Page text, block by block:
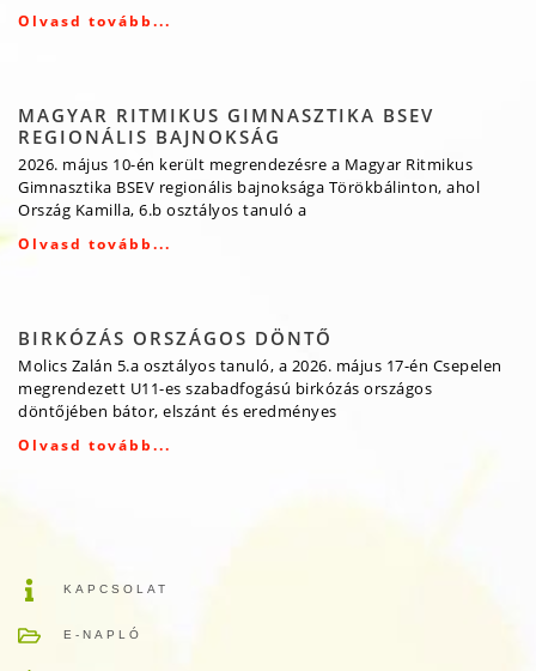
Olvasd tovább...
MAGYAR RITMIKUS GIMNASZTIKA BSEV
REGIONÁLIS BAJNOKSÁG
2026. május 10-én került megrendezésre a Magyar Ritmikus
Gimnasztika BSEV regionális bajnoksága Törökbálinton, ahol
Ország Kamilla, 6.b osztályos tanuló a
Olvasd tovább...
BIRKÓZÁS ORSZÁGOS DÖNTŐ
Molics Zalán 5.a osztályos tanuló, a 2026. május 17-én Csepelen
megrendezett U11-es szabadfogású birkózás országos
döntőjében bátor, elszánt és eredményes
Olvasd tovább...
KAPCSOLAT
E-NAPLÓ